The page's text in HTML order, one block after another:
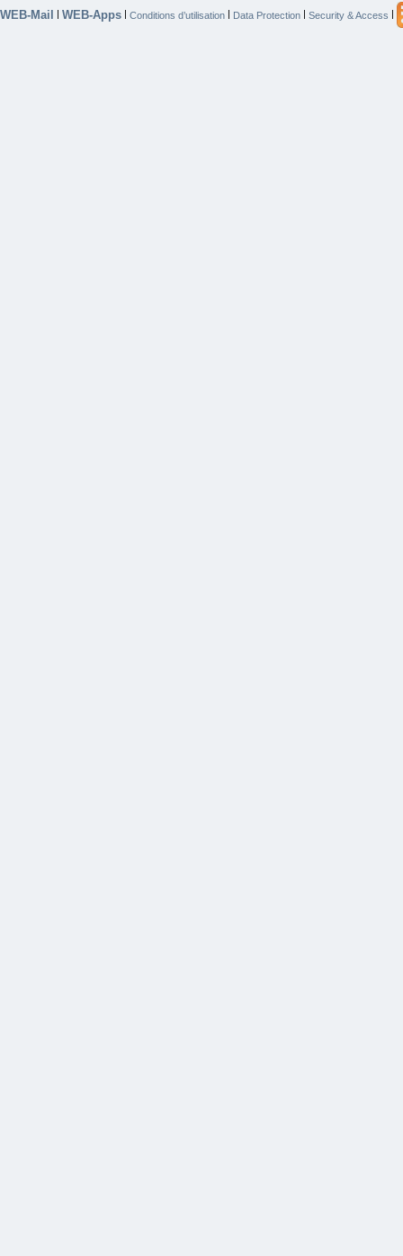
WEB-Mail | WEB-Apps | Conditions d’utilisation | Data Protection | Security & Access |